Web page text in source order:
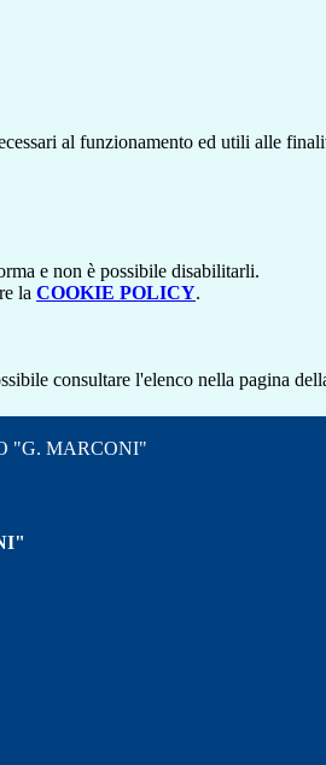
al funzionamento ed utili alle
e non è possibile disabilitarli.
la COOKIE POLICY.
consultare l'elenco nella pagina
"G. MARCONI"